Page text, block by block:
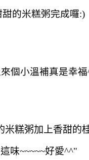
甜的米糕粥完成囉:)
個小溫補真是幸
米糕粥加上香甜的
這味~~~~~好愛^^"